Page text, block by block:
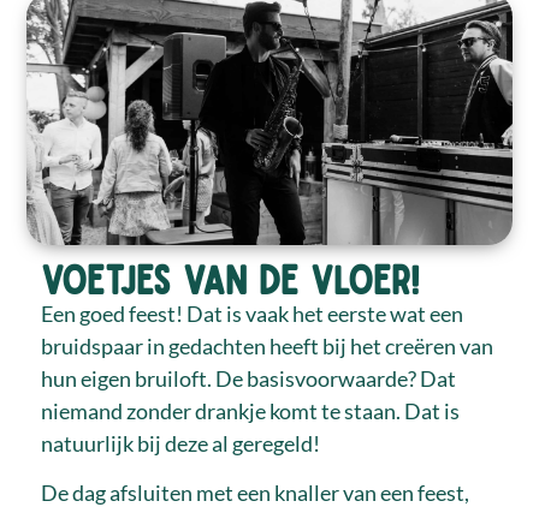
VOETJES VAN DE VLOER!
Een goed feest! Dat is vaak het eerste wat een
bruidspaar in gedachten heeft bij het creëren van
hun eigen bruiloft. De basisvoorwaarde? Dat
niemand zonder drankje komt te staan. Dat is
natuurlijk bij deze al geregeld!
De dag afsluiten met een knaller van een feest,